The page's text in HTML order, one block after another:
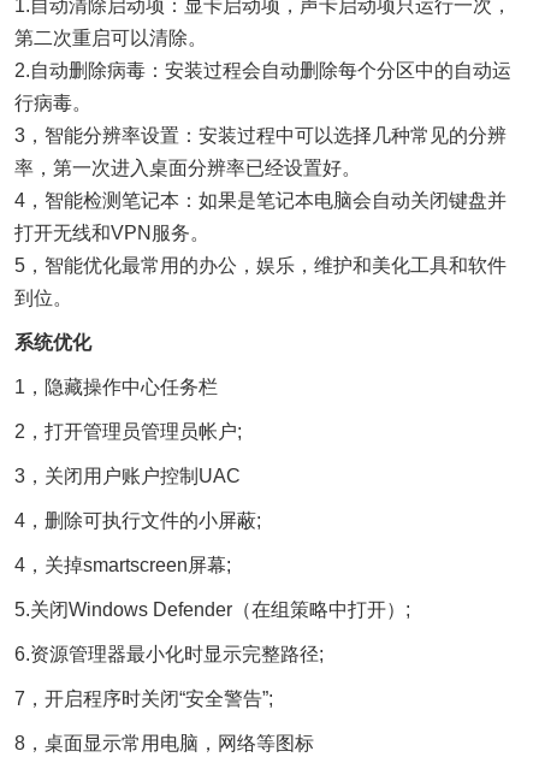
1.自动清除启动项：显卡启动项，声卡启动项只运行一次，
第二次重启可以清除。
2.自动删除病毒：安装过程会自动删除每个分区中的自动运
行病毒。
3，智能分辨率设置：安装过程中可以选择几种常见的分辨
率，第一次进入桌面分辨率已经设置好。
4，智能检测笔记本：如果是笔记本电脑会自动关闭键盘并
打开无线和VPN服务。
5，智能优化最常用的办公，娱乐，维护和美化工具和软件
到位。
系统优化
1，隐藏操作中心任务栏
2，打开管理员管理员帐户;
3，关闭用户账户控制UAC
4，删除可执行文件的小屏蔽;
4，关掉smartscreen屏幕;
5.关闭Windows Defender（在组策略中打开）;
6.资源管理器最小化时显示完整路径;
7，开启程序时关闭“安全警告”;
8，桌面显示常用电脑，网络等图标